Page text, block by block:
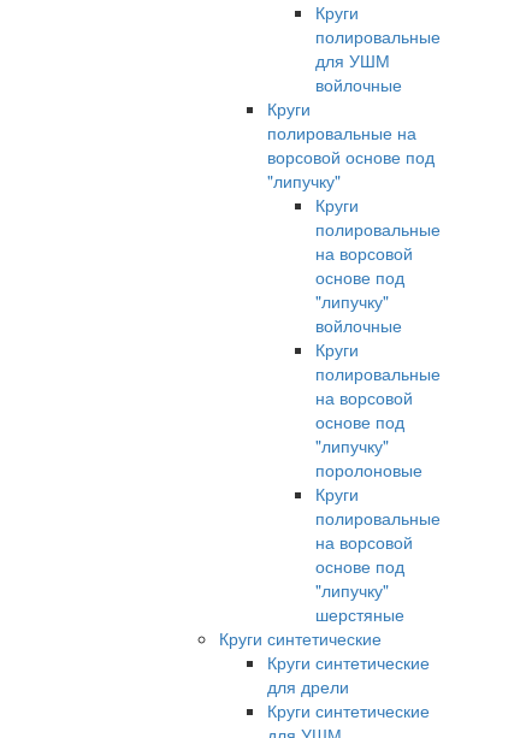
Круги
полировальные
для УШМ
войлочные
Круги
полировальные на
ворсовой основе под
"липучку"
Круги
полировальные
на ворсовой
основе под
"липучку"
войлочные
Круги
полировальные
на ворсовой
основе под
"липучку"
поролоновые
Круги
полировальные
на ворсовой
основе под
"липучку"
шерстяные
Круги синтетические
Круги синтетические
для дрели
Круги синтетические